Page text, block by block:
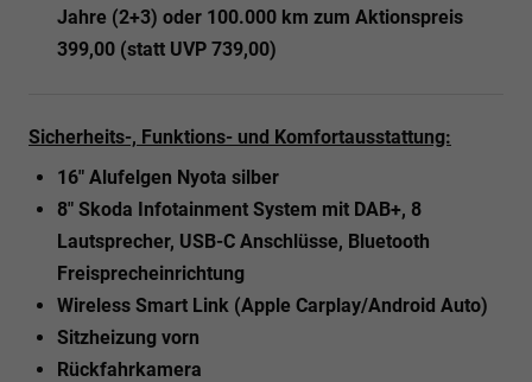
Jahre (2+3) oder 100.000 km zum Aktionspreis
399,00 (statt UVP 739,00)
Sicherheits-, Funktions- und Komfortausstattung:
16" Alufelgen Nyota silber
8" Skoda Infotainment System mit DAB+, 8
Lautsprecher, USB-C Anschlüsse, Bluetooth
Freisprecheinrichtung
Wireless Smart Link (Apple Carplay/Android Auto)
Sitzheizung vorn
Rückfahrkamera